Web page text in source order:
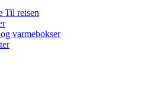
Til reisen
varmebokser